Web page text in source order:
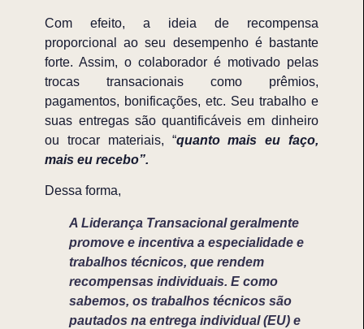
Com efeito, a ideia de recompensa
proporcional ao seu desempenho é bastante
forte. Assim, o colaborador é motivado pelas
trocas transacionais como prêmios,
pagamentos, bonificações, etc. Seu trabalho e
suas entregas são quantificáveis em dinheiro
ou trocar materiais, “quanto mais eu faço,
mais eu recebo”.
Dessa forma,
A Liderança Transacional geralmente
promove e incentiva a especialidade e
trabalhos técnicos, que rendem
recompensas individuais. E como
sabemos, os trabalhos técnicos são
pautados na entrega individual (EU) e